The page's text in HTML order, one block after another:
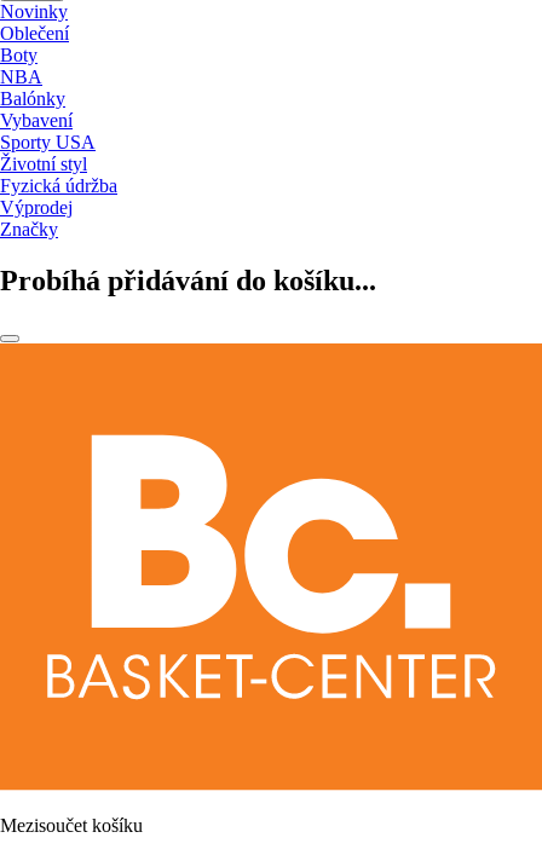
Novinky
Oblečení
Boty
NBA
Balónky
Vybavení
Sporty USA
Životní styl
Fyzická údržba
Výprodej
Značky
Probíhá přidávání do košíku...
Mezisoučet košíku